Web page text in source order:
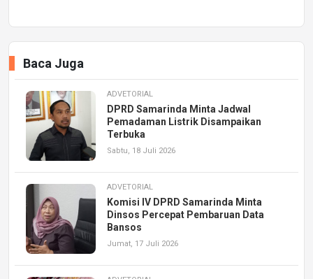
Baca Juga
ADVETORIAL
DPRD Samarinda Minta Jadwal
Pemadaman Listrik Disampaikan
Terbuka
Sabtu, 18 Juli 2026
ADVETORIAL
Komisi IV DPRD Samarinda Minta
Dinsos Percepat Pembaruan Data
Bansos
Jumat, 17 Juli 2026